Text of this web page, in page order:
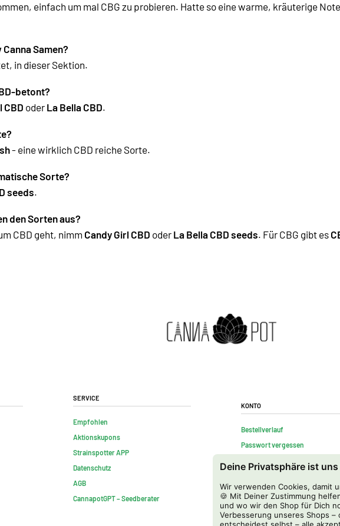
Deine Privatsphäre ist
Wir verwenden Cookies, damit
🍪 Mit Deiner Zustimmung
und wo wir den Shop für Dich
Verbesserung unseres Shops
einfach um mal CBG zu probieren. Hatte so eine warme, kräuterige
Samen?
in dieser Sektion.
betont?
CBD oder La Bella CBD.
- eine wirklich CBD reiche Sorte.
Sorte?
seeds.
den Sorten aus?
CBD geht, nimm Candy Girl CBD oder La Bella CBD seeds. Für CBG gibt es
Service
Empfohlen
Aktionskupons
Strainspotter APP
Datenschutz
AGB
CannapotGPT – Seedberater
Konto
Bestellverlauf
Passwort vergessen
Vertrag widerrufen